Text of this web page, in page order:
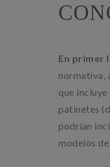
En primer
normativa,
que
patinetes
podrían
modelos